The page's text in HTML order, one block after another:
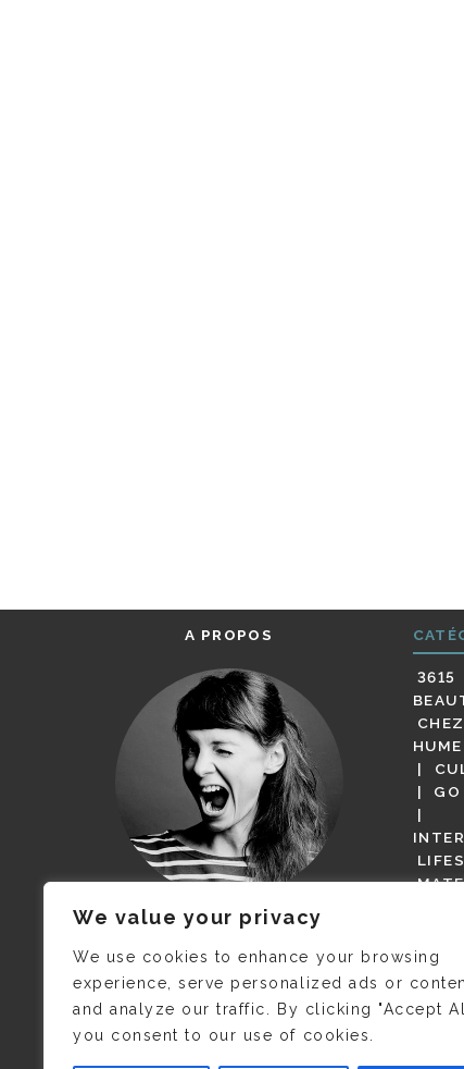
We value your privacy
We use cookies to enhance your browsing
experience, serve personalized ads or
and analyze our traffic. By clicking "Accept
you consent to our use of cookies.
A PROPOS
JE M’APPELLE DELPHINE MAIS
C’EST ©CAMILLE COLLIN QUI A
PRIS CETTE PHOTO !
GO